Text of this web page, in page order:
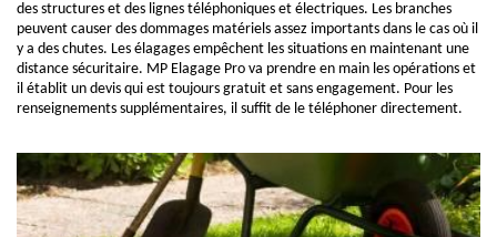
des structures et des lignes téléphoniques et électriques. Les branches
peuvent causer des dommages matériels assez importants dans le cas où il
y a des chutes. Les élagages empêchent les situations en maintenant une
distance sécuritaire. MP Elagage Pro va prendre en main les opérations et
il établit un devis qui est toujours gratuit et sans engagement. Pour les
renseignements supplémentaires, il suffit de le téléphoner directement.